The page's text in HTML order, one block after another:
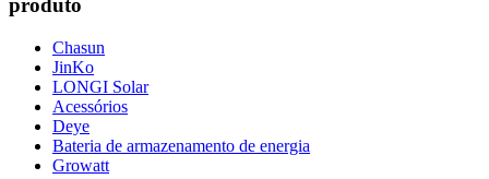
produto
Chasun
JinKo
LONGI Solar
Acessórios
Deye
Bateria de armazenamento de energia
Growatt